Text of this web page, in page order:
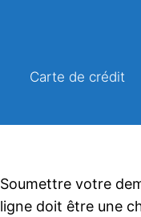
Carte de crédit
Soumettre votre
ligne doit être une